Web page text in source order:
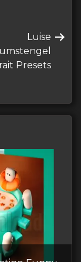
запись
Luise
Presets